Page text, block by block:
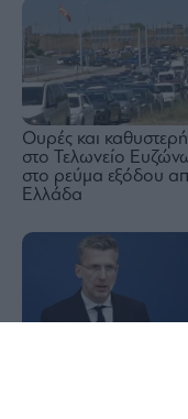
Ουρές και
στο Τελωνείο
στο ρεύμα εξόδου
Ελλάδα